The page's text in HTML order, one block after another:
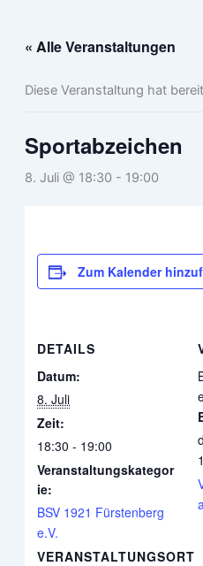
springen« Alle Veranstaltungen
Diese Veranstaltung hat
Sportabzeichen
8. Juli @ 18:30 - 19:00
Zum Kalender
DETAILS
Datum:
8. Juli
Zeit:
18:30 - 19:00
Veranstaltungskategor
ie:
BSV 1921 Fürstenberg
e.V.
VERANSTALTUNGSORT